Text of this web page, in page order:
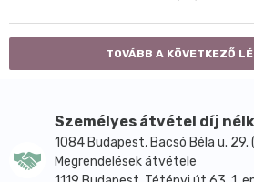
TOVÁBB A KÖVETKEZŐ
Személyes átvétel díj
1084 Budapest, Bacsó Béla u.
Megrendelések átvétele